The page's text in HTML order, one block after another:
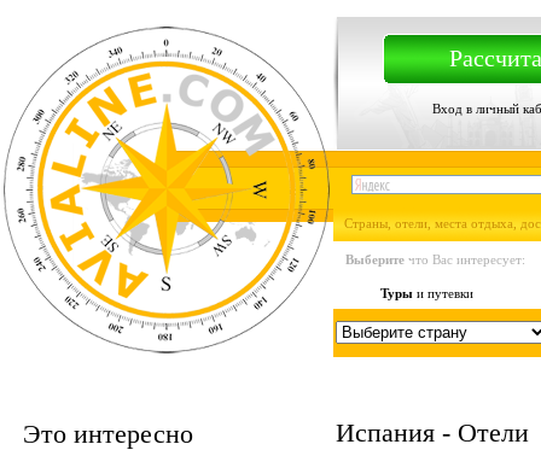
Вход в личный
Страны, отели, места отдыха,
Выберите что Вас интересует:
Туры и путевки
Это интересно Испания - Отели